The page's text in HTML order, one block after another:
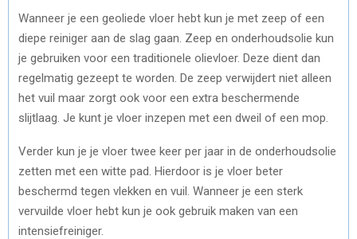
Wanneer je een geoliede vloer hebt kun je met zeep of een
diepe reiniger aan de slag gaan. Zeep en onderhoudsolie kun
je gebruiken voor een traditionele olievloer. Deze dient dan
regelmatig gezeept te worden. De zeep verwijdert niet alleen
het vuil maar zorgt ook voor een extra beschermende
slijtlaag. Je kunt je vloer inzepen met een dweil of een mop.
Verder kun je je vloer twee keer per jaar in de onderhoudsolie
zetten met een witte pad. Hierdoor is je vloer beter
beschermd tegen vlekken en vuil. Wanneer je een sterk
vervuilde vloer hebt kun je ook gebruik maken van een
intensiefreiniger.